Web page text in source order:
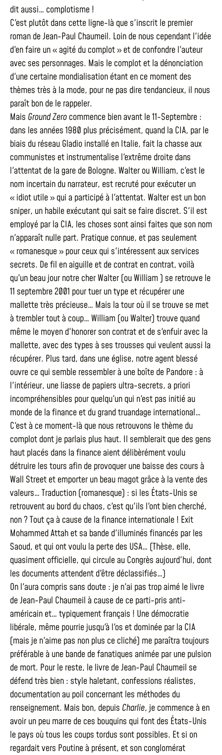
dit aussi… complotisme !
C'est plutôt dans cette ligne-là que s'inscrit le premier
roman de Jean-Paul Chaumeil. Loin de nous cependant l'idée
d'en faire un « agité du complot » et de confondre l'auteur
avec ses personnages. Mais le complot et la dénonciation
d'une certaine mondialisation étant en ce moment des
thèmes très à la mode, pour ne pas dire tendancieux, il nous
paraît bon de le rappeler.
Mais Ground Zero commence bien avant le 11-Septembre :
dans les années 1980 plus précisément, quand la CIA, par le
biais du réseau Gladio installé en Italie, fait la chasse aux
communistes et instrumentalise l'extrême droite dans
l'attentat de la gare de Bologne. Walter ou William, c'est le
nom incertain du narrateur, est recruté pour exécuter un
« idiot utile » qui a participé à l'attentat. Walter est un bon
sniper, un habile exécutant qui sait se faire discret. S'il est
employé par la CIA, les choses sont ainsi faites que son nom
n'apparaît nulle part. Pratique connue, et pas seulement
« romanesque » pour ceux qui s'intéressent aux services
secrets. De fil en aiguille et de contrat en contrat, voilà
qu'un beau jour notre cher Walter (ou William ) se retrouve le
11 septembre 2001 pour tuer un type et récupérer une
mallette très précieuse… Mais la tour où il se trouve se met
à trembler tout à coup… William (ou Walter) trouve quand
même le moyen d'honorer son contrat et de s'enfuir avec la
mallette, avec des types à ses trousses qui veulent aussi la
récupérer. Plus tard, dans une église, notre agent blessé
ouvre ce qui semble ressembler à une boîte de Pandore : à
l'intérieur, une liasse de papiers ultra-secrets, a priori
incompréhensibles pour quelqu'un qui n'est pas initié au
monde de la finance et du grand truandage international…
C'est à ce moment-là que nous retrouvons le thème du
complot dont je parlais plus haut. Il semblerait que des gens
haut placés dans la finance aient délibèrément voulu
détruire les tours afin de provoquer une baisse des cours à
Wall Street et emporter un beau magot grâce à la vente des
valeurs… Traduction (romanesque) : si les États-Unis se
retrouvent au bord du chaos, c'est qu'ils l'ont bien cherché,
non ? Tout ça à cause de la finance internationale ! Exit
Mohammed Attah et sa bande d'illuminés financés par les
Saoud, et qui ont voulu la perte des USA… (Thèse, elle,
quasiment officielle, qui circule au Congrès aujourd'hui, dont
les documents attendent d'être déclassifiés…)
On l'aura compris sans doute : je n'ai pas trop aimé le livre
de Jean-Paul Chaumeil à cause de ce parti-pris anti-
américain et… typiquement français ! Une démocratie
libérale, même pourrie jusqu'à l'os et dominée par la CIA
(mais je n'aime pas non plus ce cliché) me paraîtra toujours
préférable à une bande de fanatiques animée par une pulsion
de mort. Pour le reste, le livre de Jean-Paul Chaumeil se
défend très bien : style haletant, confessions réalistes,
documentation au poil concernant les méthodes du
renseignement. Mais bon, depuis Charlie, je commence à en
avoir un peu marre de ces bouquins qui font des États-Unis
le pays où tous les coups tordus sont possibles. Et si on
regardait vers Poutine à présent, et son conglomérat